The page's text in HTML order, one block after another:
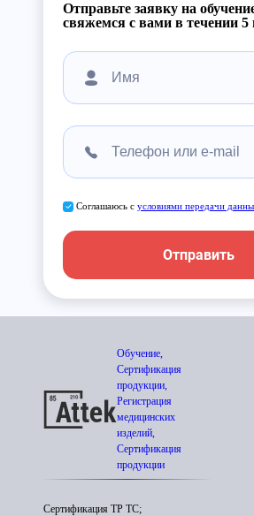
Отправьте заявку на
свяжемся с вами в течении 5
Соглашаюсь с условиями передачи
Отправить
Обучение,
Сертификация
продукции,
Регистрация
медицинских
изделий,
Сертификация
продукции
Сертификация ТР ТС;